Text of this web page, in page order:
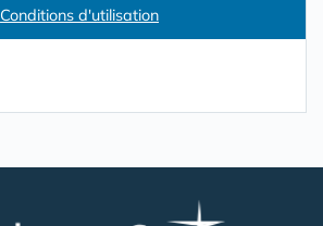
Conditions d'utilisation